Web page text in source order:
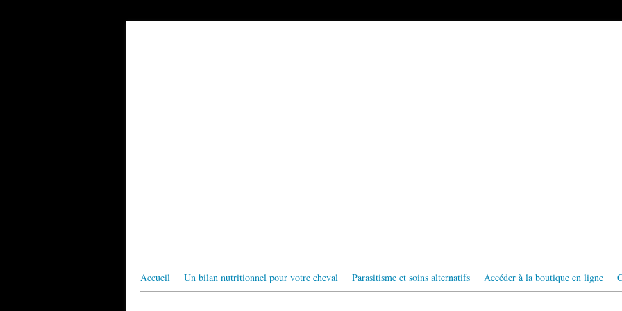
Accueil Un bilan nutritionnel pour votre cheval Parasitisme et soins alternatifs Accéder à la boutique en ligne